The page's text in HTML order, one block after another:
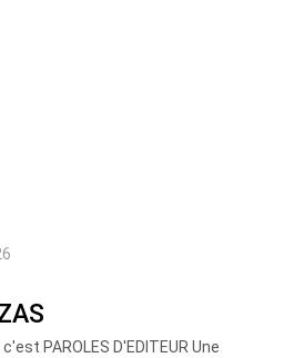
PAROLES D'EDITEUR Une